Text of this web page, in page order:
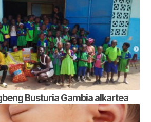
Busturia Gambia alkartea